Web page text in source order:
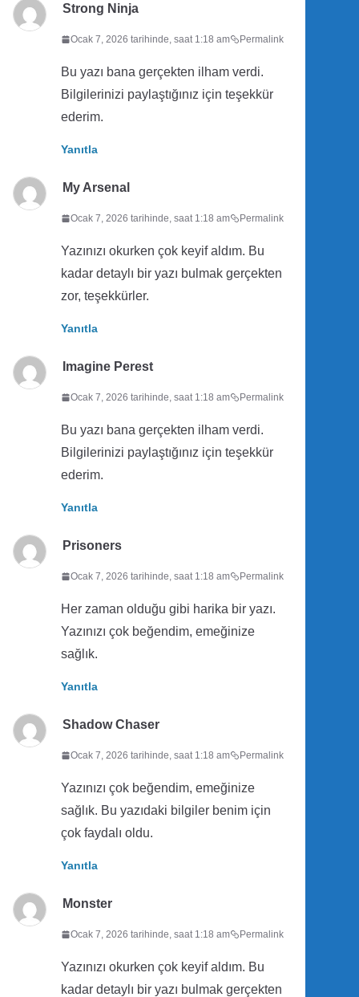
Strong Ninja
Ocak 7, 2026 tarihinde, saat 1:18 am Permalink
Bu yazı bana gerçekten ilham verdi.
Bilgilerinizi paylaştığınız için teşekkür
ederim.
Yanıtla
My Arsenal
Ocak 7, 2026 tarihinde, saat 1:18 am Permalink
Yazınızı okurken çok keyif aldım. Bu
kadar detaylı bir yazı bulmak gerçekten
zor, teşekkürler.
Yanıtla
Imagine Perest
Ocak 7, 2026 tarihinde, saat 1:18 am Permalink
Bu yazı bana gerçekten ilham verdi.
Bilgilerinizi paylaştığınız için teşekkür
ederim.
Yanıtla
Prisoners
Ocak 7, 2026 tarihinde, saat 1:18 am Permalink
Her zaman olduğu gibi harika bir yazı.
Yazınızı çok beğendim, emeğinize
sağlık.
Yanıtla
Shadow Chaser
Ocak 7, 2026 tarihinde, saat 1:18 am Permalink
Yazınızı çok beğendim, emeğinize
sağlık. Bu yazıdaki bilgiler benim için
çok faydalı oldu.
Yanıtla
Monster
Ocak 7, 2026 tarihinde, saat 1:18 am Permalink
Yazınızı okurken çok keyif aldım. Bu
kadar detaylı bir yazı bulmak gerçekten